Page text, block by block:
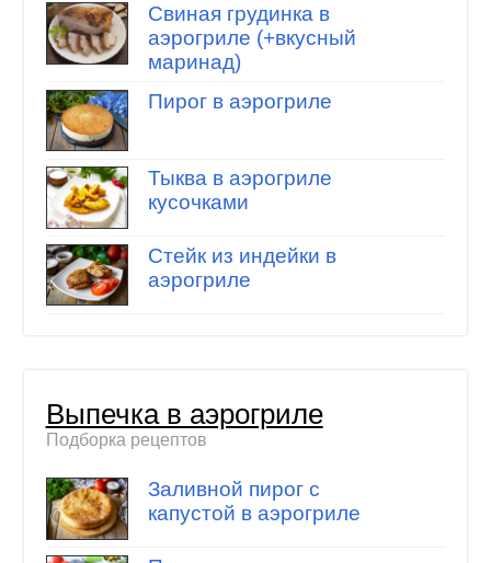
Свиная грудинка в
аэрогриле (+вкусный
маринад)
Пирог в аэрогриле
Тыква в аэрогриле
кусочками
Стейк из индейки в
аэрогриле
Выпечка в аэрогриле
Подборка рецептов
Заливной пирог с
капустой в аэрогриле